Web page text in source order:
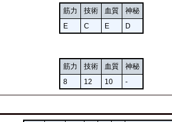
筋力 技術 血質
神秘
E
C E D
筋力 技術 血質
神秘
8
12 10 -